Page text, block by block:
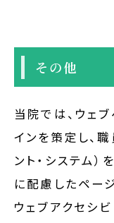
その他
当院では、ウェ
インを策定し、
ント・システム）
に配慮したペー
ウェブアクセシ